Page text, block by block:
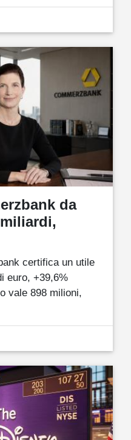
da
certifica un utile
euro, +39,6%
vale 898 milioni,